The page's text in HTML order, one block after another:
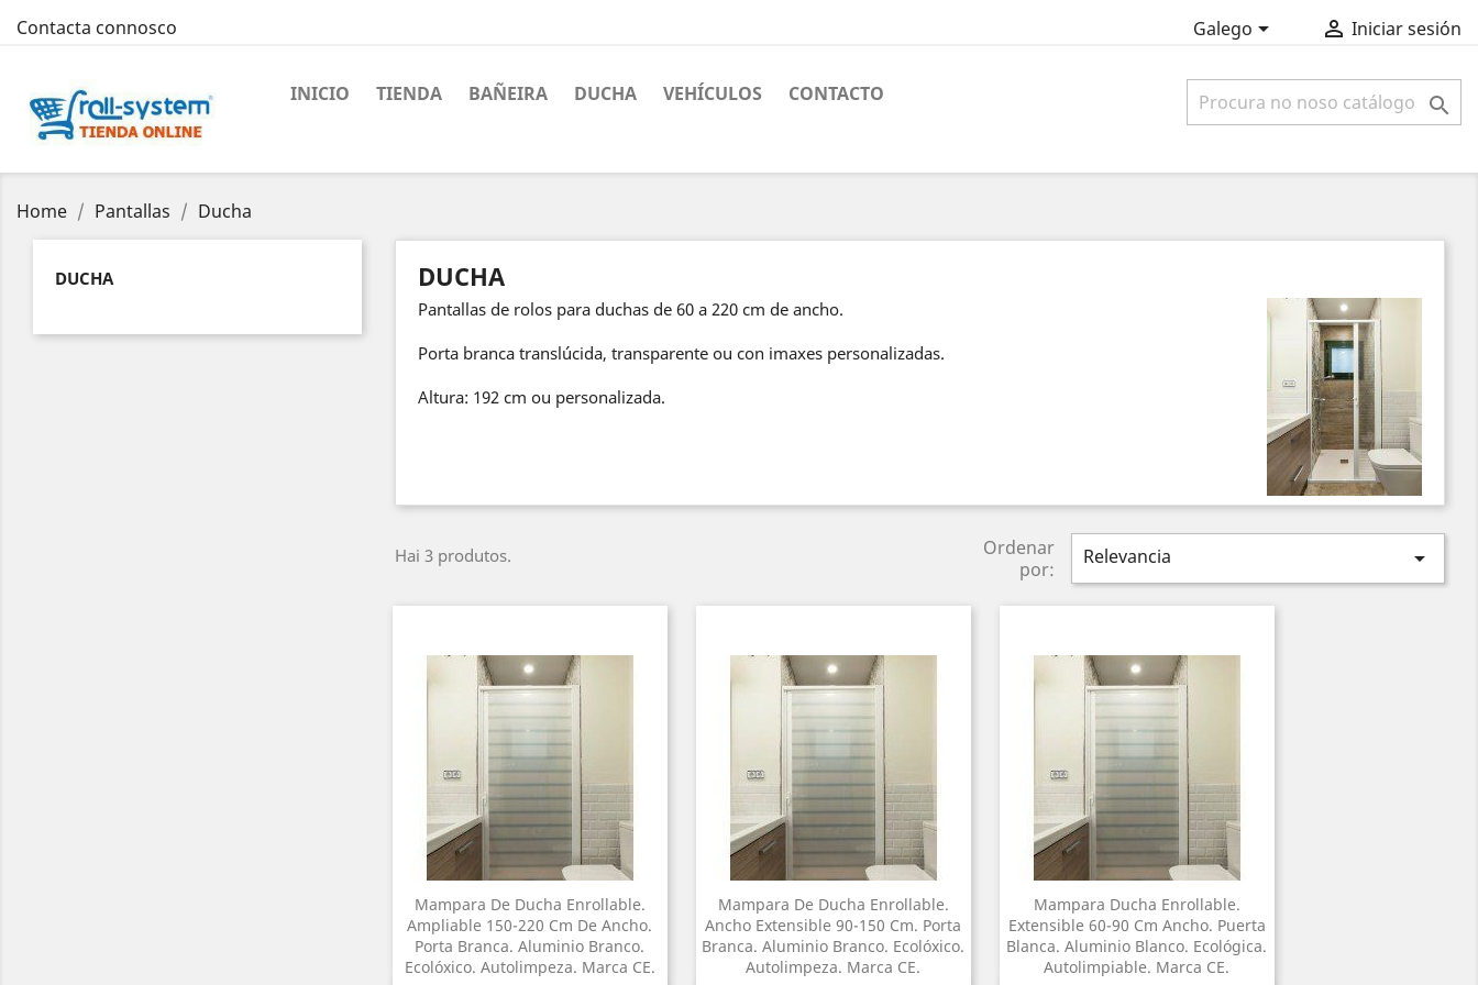
Contacta connosco Galego  Iniciar sesión
INICIO TIENDA BAÑEIRA DUCHA VEHÍCULOS CONTACTO 
Home Pantallas Ducha
DUCHA DUCHA
Pantallas de rolos para duchas de 60 a 220 cm de ancho.
Porta branca translúcida, transparente ou con imaxes personalizadas.
Altura: 192 cm ou personalizada.
Hai 3 produtos.
Ordenar
por:
Relevancia 
Mampara De Ducha Enrollable.
Ampliable 150-220 Cm De Ancho.
Porta Branca. Aluminio Branco.
Ecolóxico. Autolimpeza. Marca CE.
Mampara De Ducha Enrollable.
Ancho Extensible 90-150 Cm. Porta
Branca. Aluminio Branco. Ecolóxico.
Autolimpeza. Marca CE.
Mampara Ducha Enrollable.
Extensible 60-90 Cm Ancho. Puerta
Blanca. Aluminio Blanco. Ecológica.
Autolimpiable. Marca CE.